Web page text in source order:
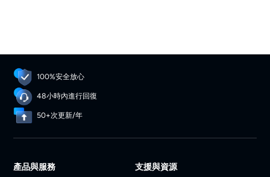
100%安全放心
48小時內進行回復
50+次更新/年
產品與服務 支援與資源